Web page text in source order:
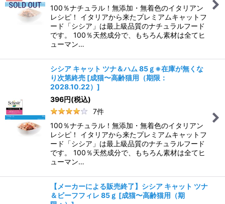
100％ナチュラル！無添加・無着色のイタリアン
レシピ！ イタリアから来たプレミアムキャットフ
ード「シシア」は最上級品質のナチュラルフード
です。 100％天然成分で、もちろん素材は全てヒ
ューマン…
シシア キャット ツナ＆ハム 85ｇ※在庫が無くな
り次第終売 [成猫〜高齢猫用（期限：
2028.10.22） ]
396円(税込)
7件
100％ナチュラル！無添加・無着色のイタリアン
レシピ！ イタリアから来たプレミアムキャットフ
ード「シシア」は最上級品質のナチュラルフード
です。 100％天然成分で、もちろん素材は全てヒ
ューマン…
【メーカーによる販売終了】シシア キャット ツナ
＆ビーフフィレ 85ｇ [成猫〜高齢猫用（期